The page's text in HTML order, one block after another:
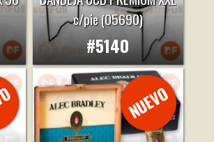
c/pie (05690)
#5140